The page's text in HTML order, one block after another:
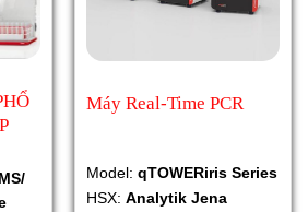
Máy Real-Time PCR
Model: qTOWERiris Series
HSX: Analytik Jena